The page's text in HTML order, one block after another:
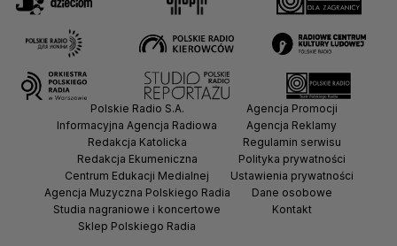
Polskie Radio S.A.
Informacyjna Agencja Radiowa
Redakcja Katolicka
Redakcja Ekumeniczna
Centrum Edukacji Medialnej
Agencja Muzyczna Polskiego Radia
Studia nagraniowe i koncertowe
Sklep Polskiego Radia
Agencja Promocji
Agencja Reklamy
Regulamin serwisu
Polityka prywatności
Ustawienia prywatności
Dane osobowe
Kontakt